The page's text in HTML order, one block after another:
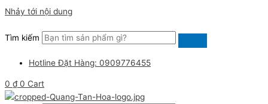
Nhảy tới nội dung
Tìm kiếm
Hotline Đặt Hàng: 0909776455
0 ₫ 0 Cart